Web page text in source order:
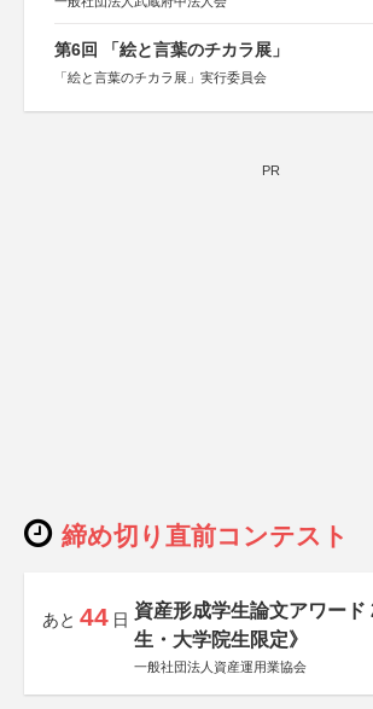
第6回 「絵と言葉のチカラ展」
「絵と言葉のチカラ展」実行委員会
PR
締め切り直前コンテスト
あと 44 日 資産形成学生論文アワード
生・大学院生限定》
一般社団法人資産運用業協会